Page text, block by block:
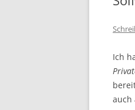
Ich
auch